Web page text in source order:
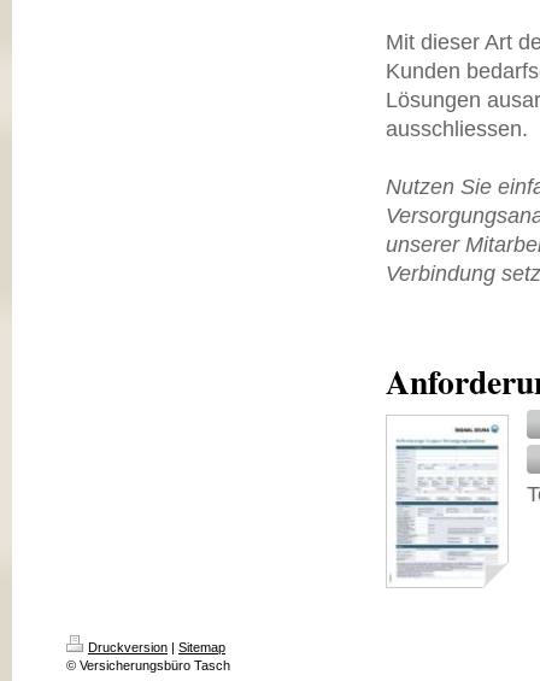
Mit dieser Art
Kunden
Lösungen
ausschliessen.
Nutzen Sie
unserer
Verbindung
Druckversion | Sitemap
© Versicherungsbüro Tasch